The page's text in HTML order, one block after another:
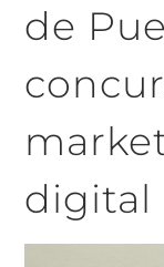
de
digital